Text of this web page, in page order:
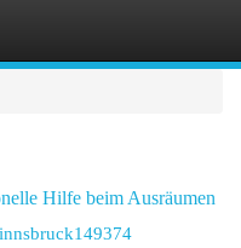
Hilfe beim Ausräumen